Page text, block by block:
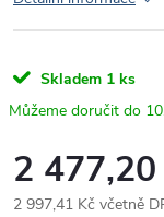
Skladem 1 ks
2 477,20
2 997,41 Kč včetně